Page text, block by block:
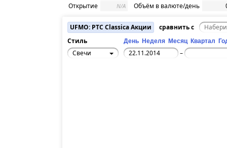
Открытие
N/A
Объём в валюте/день
UFMO: РТС Classica Акции
сравнить с
Стиль
День Неделя Месяц Квартал
Свечи –